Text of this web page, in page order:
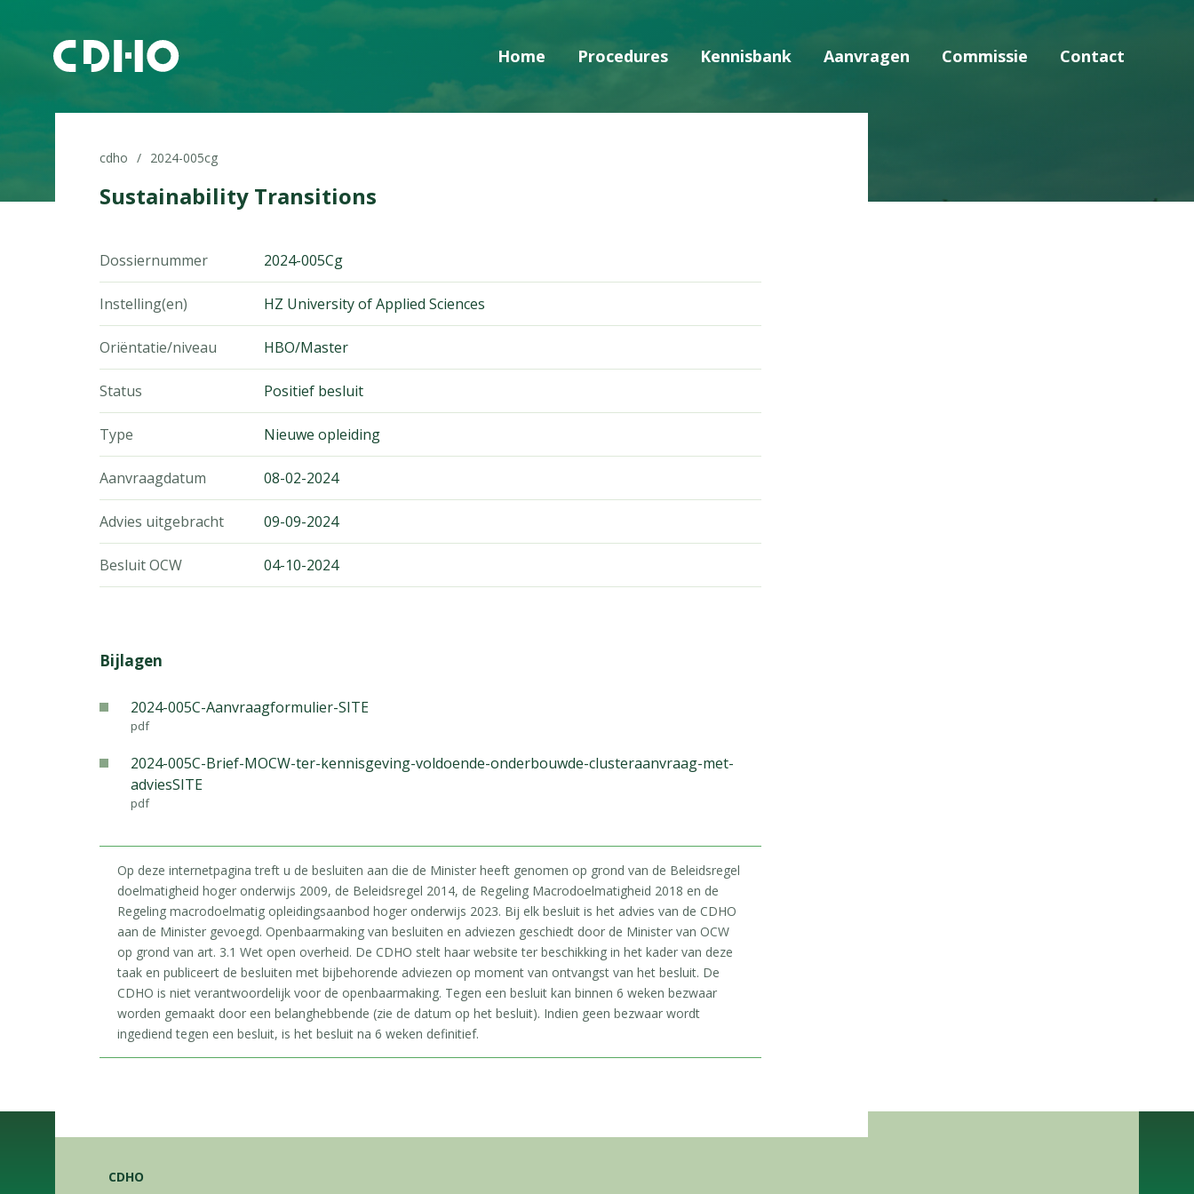
Home Procedures Kennisbank Aanvragen Commissie Contact
cdho 2024-005cg
Sustainability Transitions
Dossiernummer 2024-005Cg
Instelling(en) HZ University of Applied Sciences
Oriëntatie/niveau HBO/Master
Status Positief besluit
Type Nieuwe opleiding
Aanvraagdatum 08-02-2024
Advies uitgebracht 09-09-2024
Besluit OCW 04-10-2024
Bijlagen
2024-005C-Aanvraagformulier-SITE
pdf
2024-005C-Brief-MOCW-ter-kennisgeving-voldoende-onderbouwde-clusteraanvraag-met-
adviesSITE
pdf
Op deze internetpagina treft u de besluiten aan die de Minister heeft genomen op grond van de Beleidsregel
doelmatigheid hoger onderwijs 2009, de Beleidsregel 2014, de Regeling Macrodoelmatigheid 2018 en de
Regeling macrodoelmatig opleidingsaanbod hoger onderwijs 2023. Bij elk besluit is het advies van de CDHO
aan de Minister gevoegd. Openbaarmaking van besluiten en adviezen geschiedt door de Minister van OCW
op grond van art. 3.1 Wet open overheid. De CDHO stelt haar website ter beschikking in het kader van deze
taak en publiceert de besluiten met bijbehorende adviezen op moment van ontvangst van het besluit. De
CDHO is niet verantwoordelijk voor de openbaarmaking. Tegen een besluit kan binnen 6 weken bezwaar
worden gemaakt door een belanghebbende (zie de datum op het besluit). Indien geen bezwaar wordt
ingediend tegen een besluit, is het besluit na 6 weken definitief.
CDHO